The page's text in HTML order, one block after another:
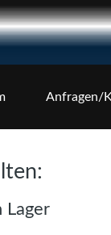
Anfragen/
Lager